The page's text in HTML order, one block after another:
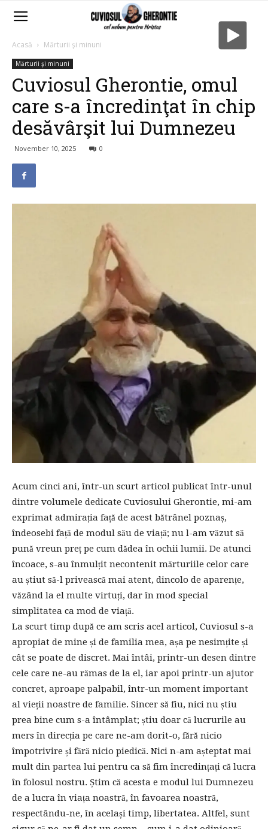
Acasă Mărturii şi minuni
Mărturii şi minuni
Cuviosul Gherontie, omul
care s-a încredinţat în chip
desăvârşit lui Dumnezeu
November 10, 2025 0
Acum cinci ani, într-un scurt articol publicat într-unul
dintre volumele dedicate Cuviosului Gherontie, mi-am
exprimat admirația față de acest bătrânel poznaș,
îndeosebi față de modul său de viață; nu l-am văzut să
pună vreun preț pe cum dădea în ochii lumii. De atunci
încoace, s-au înmulțit necontenit mărturiile celor care
au știut să-l privească mai atent, dincolo de aparențe,
văzând la el multe virtuți, dar în mod special
simplitatea ca mod de viață.
La scurt timp după ce am scris acel articol, Cuviosul s-a
apropiat de mine și de familia mea, așa pe nesimțite și
cât se poate de discret. Mai întâi, printr-un desen dintre
cele care ne-au rămas de la el, iar apoi printr-un ajutor
concret, aproape palpabil, într-un moment important
al vieții noastre de familie. Sincer să fiu, nici nu știu
prea bine cum s-a întâmplat; știu doar că lucrurile au
mers în direcția pe care ne-am dorit-o, fără nicio
împotrivire și fără nicio piedică. Nici n-am așteptat mai
mult din partea lui pentru ca să fim încredințați că lucra
în folosul nostru. Știm că acesta e modul lui Dumnezeu
de a lucra în viața noastră, în favoarea noastră,
respectându-ne, în același timp, libertatea. Altfel, sunt